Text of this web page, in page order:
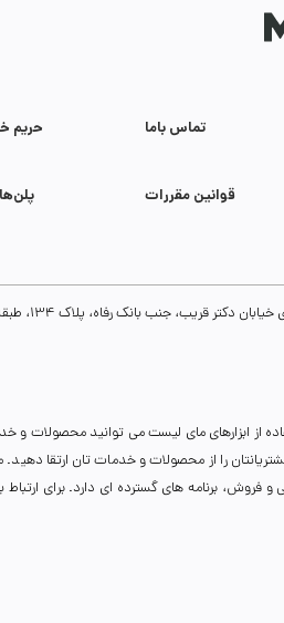
حریم تماس با‌ما
قوانین مقررات
جنب بانک رفاه، پلاک 134، طبقه سوم، واحد 18، پلت فرم مای لیست
ابزارهای مای لیست می توانید محصولات و
را از محصولات و خدمات تان ارتقا
برنامه های گسترده ای دارد. برای ارتباط